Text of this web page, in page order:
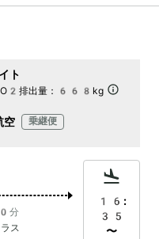
ト
排出量： 668kg
空 乗継便
分
ス
16:
35
〜